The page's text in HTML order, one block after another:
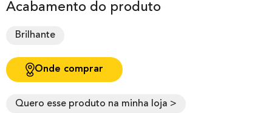
Acabamento do produto
Brilhante
Onde comprar
Quero esse produto na minha loja >